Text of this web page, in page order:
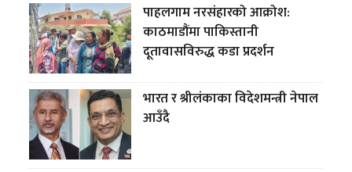
पाहलगाम नरसंहारको आक्रोश:
काठमाडौंमा पाकिस्तानी
दूतावासविरुद्ध कडा प्रदर्शन
भारत र श्रीलंकाका विदेशमन्त्री नेपाल
आउँदै